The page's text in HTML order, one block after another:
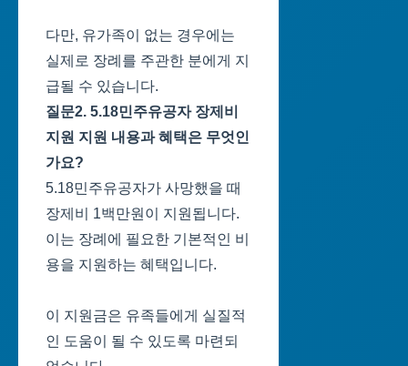
다만, 유가족이 없는 경우에는
실제로 장례를 주관한 분에게 지
급될 수 있습니다.
질문2. 5.18민주유공자 장제비
지원 지원 내용과 혜택은 무엇인
가요?
5.18민주유공자가 사망했을 때
장제비 1백만원이 지원됩니다.
이는 장례에 필요한 기본적인 비
용을 지원하는 혜택입니다.
이 지원금은 유족들에게 실질적
인 도움이 될 수 있도록 마련되